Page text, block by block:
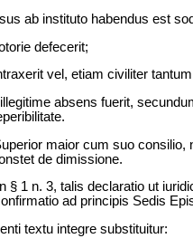
ab instituto habendus est
defecerit;
vel, etiam civiliter
absens fuerit,
maior cum suo
de dimissione.
§ 1 n. 3, talis declaratio ut
ad principis Sedis
textu integre substituitur: